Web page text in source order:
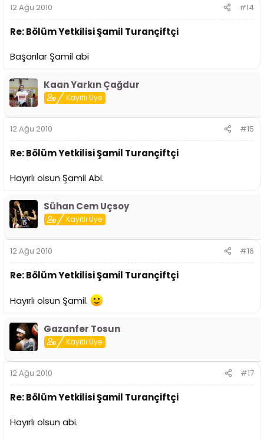
12 Ağu 2010 #14
Re: Bölüm Yetkilisi Şamil Turançiftçi
Başarılar Şamil abi
Kaan Yarkın Çağdur
Kayıtlı Üye
12 Ağu 2010 #15
Re: Bölüm Yetkilisi Şamil Turançiftçi
Hayırlı olsun Şamil Abi.
Sühan Cem Uçsoy
Kayıtlı Üye
12 Ağu 2010 #16
Re: Bölüm Yetkilisi Şamil Turançiftçi
Hayırlı olsun Şamil.
Gazanfer Tosun
Kayıtlı Üye
12 Ağu 2010 #17
Re: Bölüm Yetkilisi Şamil Turançiftçi
Hayırlı olsun abi.